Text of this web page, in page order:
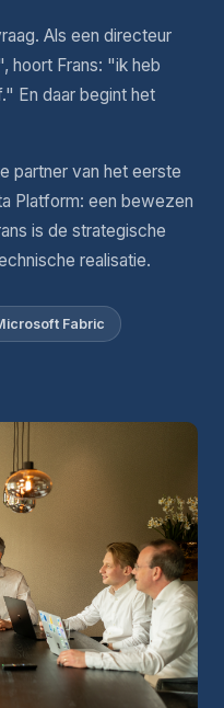
Als een directeur
hoort Frans: "ik heb
En daar begint het
partner van het eerste
Platform: een bewezen
is de strategische
realisatie.
Fabric